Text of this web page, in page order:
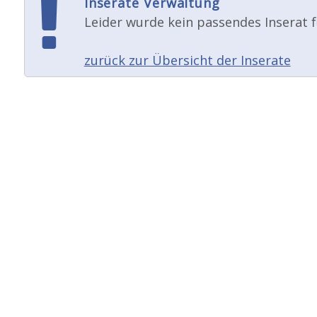
Leider wurde kein passendes Inserat
zurück zur Übersicht der Inserate